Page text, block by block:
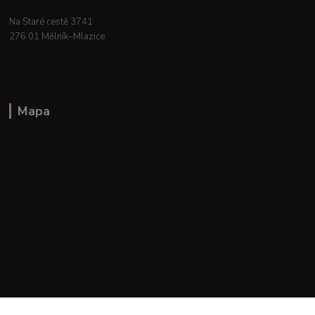
Na Staré cestě 3741
276 01 Mělník–Mlazice
Mapa